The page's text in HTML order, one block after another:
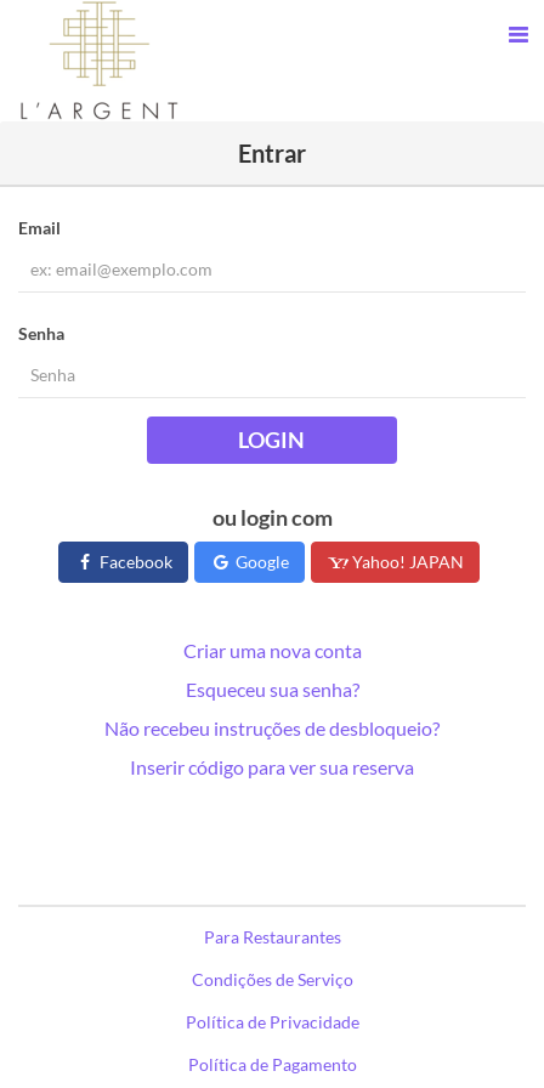
Entrar
Email
Senha
LOGIN
ou login com
Facebook Google Yahoo! JAPAN
Criar uma nova conta
Esqueceu sua senha?
Não recebeu instruções de desbloqueio?
Inserir código para ver sua reserva
Para Restaurantes
Condições de Serviço
Política de Privacidade
Política de Pagamento